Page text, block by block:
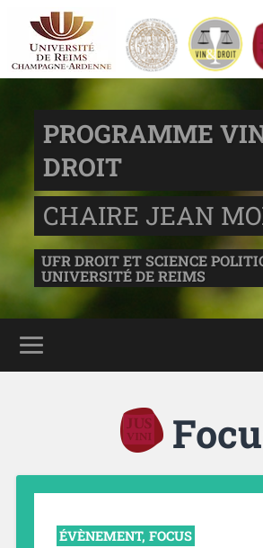
PROGRAMME
DROIT
CHAIRE JEAN
UFR DROIT ET SCIENCE
UNIVERSITÉ DE REIMS
ÉVÈNEMENT, FOCUS